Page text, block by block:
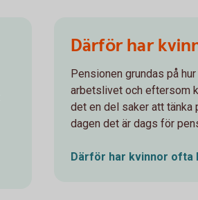
Därför har
Pensionen grundas på
arbetslivet och eftersom
det en del saker att
dagen det är dags för
Därför har kvinnor ofta